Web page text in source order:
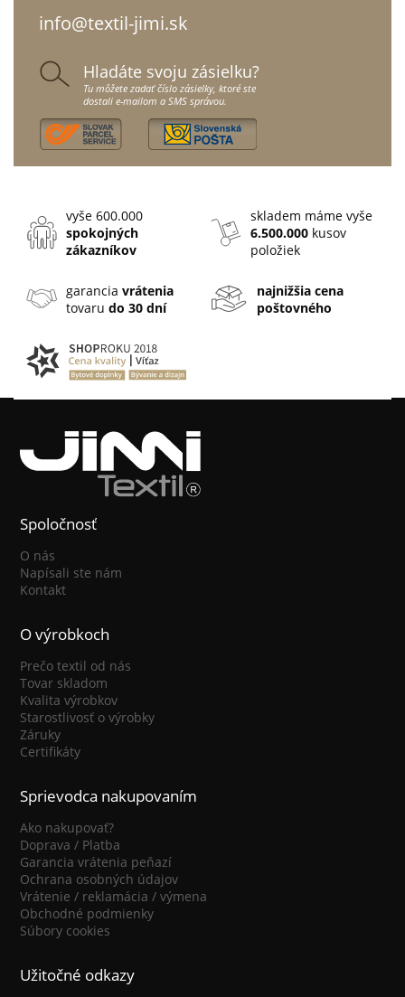
info@textil-jimi.sk
Hladáte svoju zásielku?
Tu môžete zadať číslo zásielky, ktoré ste
dostali e-mailom a SMS správou.
vyše 600.000
spokojných
zákazníkov
skladem máme vyše
6.500.000 kusov
položiek
garanciavrátenia
tovarudo 30 dní
najnižšia cena
poštovného
Spoločnosť
O nás
Napísali ste nám
Kontakt
O výrobkoch
Prečo textil od nás
Tovar skladom
Kvalita výrobkov
Starostlivosť o výrobky
Záruky
Certifikáty
Sprievodca nakupovaním
Ako nakupovať?
Doprava / Platba
Garancia vrátenia peňazí
Ochrana osobných údajov
Vrátenie / reklamácia / výmena
Obchodné podmienky
Súbory cookies
Užitočné odkazy